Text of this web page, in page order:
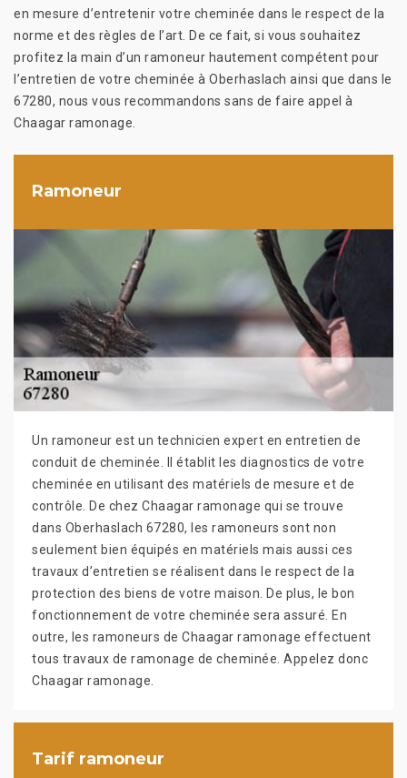
en mesure d’entretenir votre cheminée dans le respect de la
norme et des règles de l’art. De ce fait, si vous souhaitez
profitez la main d’un ramoneur hautement compétent pour
l’entretien de votre cheminée à Oberhaslach ainsi que dans le
67280, nous vous recommandons sans de faire appel à
Chaagar ramonage.
Ramoneur
Un ramoneur est un technicien expert en entretien de
conduit de cheminée. Il établit les diagnostics de votre
cheminée en utilisant des matériels de mesure et de
contrôle. De chez Chaagar ramonage qui se trouve
dans Oberhaslach 67280, les ramoneurs sont non
seulement bien équipés en matériels mais aussi ces
travaux d’entretien se réalisent dans le respect de la
protection des biens de votre maison. De plus, le bon
fonctionnement de votre cheminée sera assuré. En
outre, les ramoneurs de Chaagar ramonage effectuent
tous travaux de ramonage de cheminée. Appelez donc
Chaagar ramonage.
Tarif ramoneur